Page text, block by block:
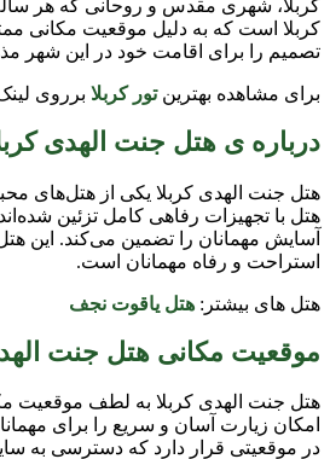
کربلا، شهری مقدس و روحانی که هر
کربلا است که به دلیل موقعیت مکانی
تصمیم را برای اقامت خود در این شهر
برای مشاهده بهترینتور کربلا برروی
درباره ی هتل جنت الهدی
هتل جنت الهدی کربلا یکی از هتل‌های
هتل با تجهیزات رفاهی کامل تزئین
آسایش مهمانان را تضمین می‌کند. این
استراحت و رفاه مهمانان است.
هتل های بیشتر: هتل یاقوت نجف
موقعیت مکانی هتل جنت
هتل جنت الهدی کربلا به لطف موقعیت
امکان زیارت آسان و سریع را برای
در موقعیتی قرار دارد که دسترسی به